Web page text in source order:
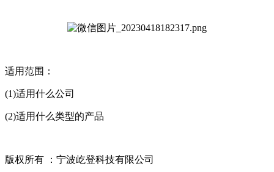
适用范围：
(1)适用什么公司
(2)适用什么类型的产品
版权所有 ：宁波屹登科技有限公司